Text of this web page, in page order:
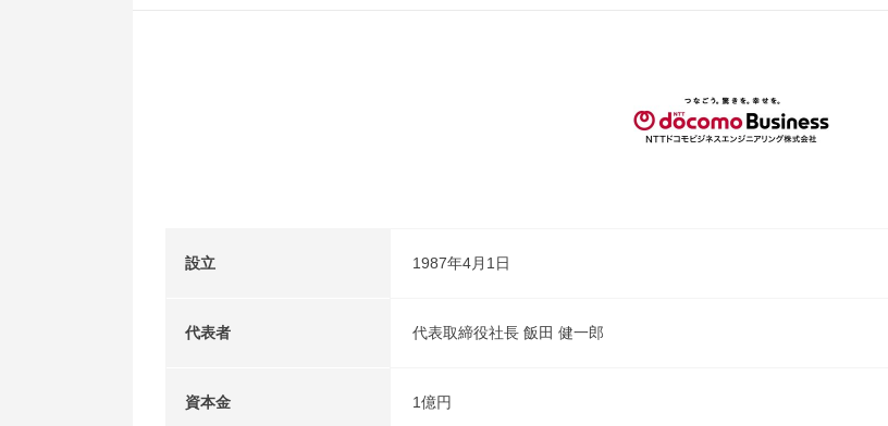
設立 1987年4月1日
代表者 代表取締役社長 飯田 健一郎
資本金 1億円